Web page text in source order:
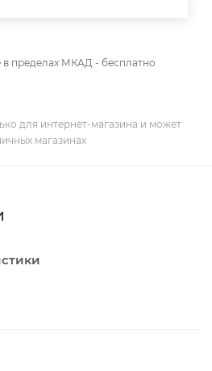
пределах МКАД - бесплатно
для интернет-магазина и может
магазинах